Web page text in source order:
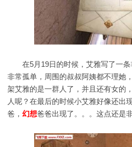
在5月19日的时候，艾雅写了一
非常孤单，周围的叔叔阿姨都不理她
架艾雅的是一群人了，并且还有女的
人呢？在最后的时候小艾雅好像还出
爸， 幻想爸爸出现了。。。这点还是